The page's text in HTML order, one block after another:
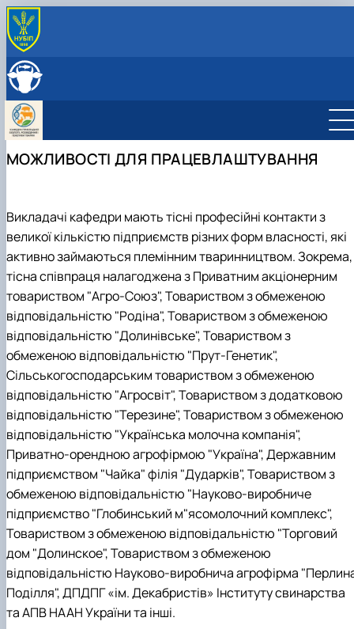
ПРО КАФЕДРУ
Можливості працевлаштування
Практика студентів
НАУКОВА ДІЯЛЬНІСТЬ
Дорадча діяльність
Гурток "Генетичні ресурси тварин"
Гурток "Розведення та селекція тварин"
Гурток "Генетика тварин"
МОЖЛИВОСТІ ДЛЯ ПРАЦЕВЛАШТУВАННЯ
Викладачі кафедри мають тісні професійні контакти з
великої кількістю підприємств різних форм власності, які
активно займаються племінним тваринництвом. Зокрема,
тісна співпраця налагоджена з Приватним акціонерним
товариством "Агро-Союз", Товариством з обмеженою
відповідальністю "Родіна", Товариством з обмеженою
відповідальністю "Долинівське", Товариством з
обмеженою відповідальністю "Прут-Генетик",
Сільськогосподарським товариством з обмеженою
відповідальністю "Агросвіт", Товариством з додатковою
відповідальністю "Терезине", Товариством з обмеженою
відповідальністю "Українська молочна компанія",
Приватно-орендною агрофірмою "Україна", Державним
підприємством "Чайка" філія "Дударків", Товариством з
обмеженою відповідальністю "Науково-виробниче
підприємство "Глобинський м"ясомолочний комплекс",
Товариством з обмеженою відповідальністю "Торговий
дом "Долинское", Товариством з обмеженою
відповідальністю Науково-виробнича агрофірма
Поділля", ДПДПГ «ім. Декабристів» Інституту свинарства
та АПВ НААН України та інші.